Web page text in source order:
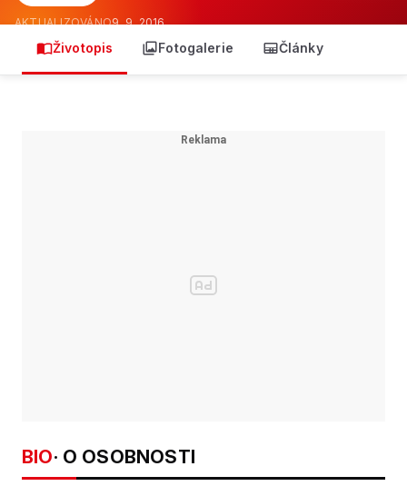
AKTUALIZOVÁNO9. 9. 2016
Životopis Fotogalerie Články
BIO· O OSOBNOSTI